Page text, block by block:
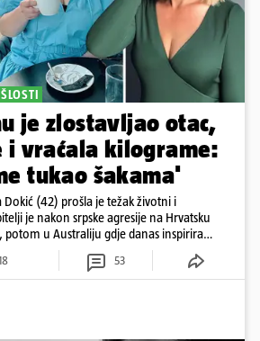
je zlostavljao otac,
i vraćala kilograme:
tukao šakama'
Dokić (42) prošla je težak životni i
je nakon srpske agresije na Hrvatsku
potom u Australiju gdje danas inspirira
53